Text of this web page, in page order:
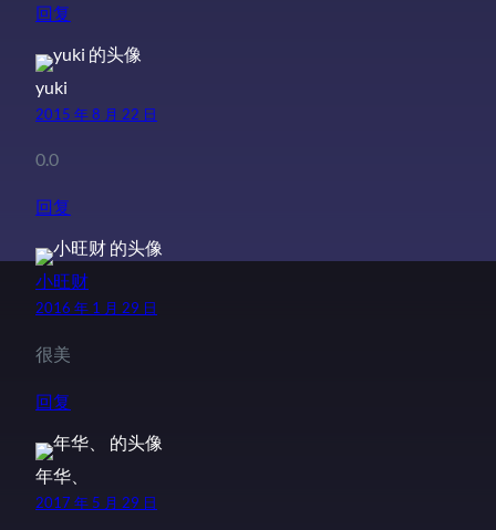
回复
yuki
2015 年 8 月 22 日
0.0
回复
小旺财
2016 年 1 月 29 日
很美
回复
年华、
2017 年 5 月 29 日